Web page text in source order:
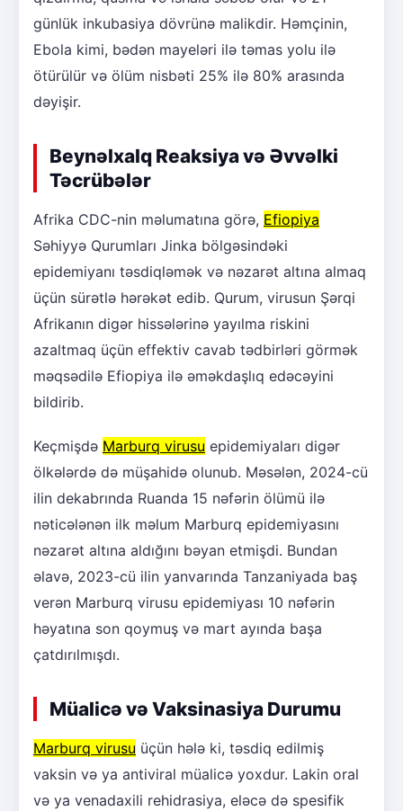
günlük inkubasiya dövrünə malikdir. Həmçinin,
Ebola kimi, bədən mayeləri ilə təmas yolu ilə
ötürülür və ölüm nisbəti 25% ilə 80% arasında
dəyişir.
Beynəlxalq Reaksiya və Əvvəlki
Təcrübələr
Afrika CDC-nin məlumatına görə, Efiopiya
Səhiyyə Qurumları Jinka bölgəsindəki
epidemiyanı təsdiqləmək və nəzarət altına almaq
üçün sürətlə hərəkət edib. Qurum, virusun Şərqi
Afrikanın digər hissələrinə yayılma riskini
azaltmaq üçün effektiv cavab tədbirləri görmək
məqsədilə Efiopiya ilə əməkdaşlıq edəcəyini
bildirib.
Keçmişdə Marburq virusu epidemiyaları digər
ölkələrdə də müşahidə olunub. Məsələn, 2024-cü
ilin dekabrında Ruanda 15 nəfərin ölümü ilə
nəticələnən ilk məlum Marburq epidemiyasını
nəzarət altına aldığını bəyan etmişdi. Bundan
əlavə, 2023-cü ilin yanvarında Tanzaniyada baş
verən Marburq virusu epidemiyası 10 nəfərin
həyatına son qoymuş və mart ayında başa
çatdırılmışdı.
Müalicə və Vaksinasiya Durumu
Marburq virusu üçün hələ ki, təsdiq edilmiş
vaksin və ya antiviral müalicə yoxdur. Lakin oral
və ya venadaxili rehidrasiya, eləcə də spesifik